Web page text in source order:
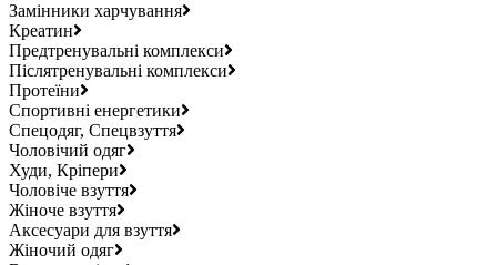
Замінники харчування
Креатин
Предтренувальні комплекси
Післятренувальні комплекси
Протеїни
Спортивні енергетики
Спецодяг, Спецвзуття
Чоловічий одяг
Худи, Кріпери
Чоловіче взуття
Жіноче взуття
Аксесуари для взуття
Жіночий одяг